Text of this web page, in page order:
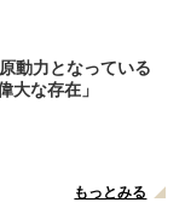
動力となっている
大な存在」
もっとみる